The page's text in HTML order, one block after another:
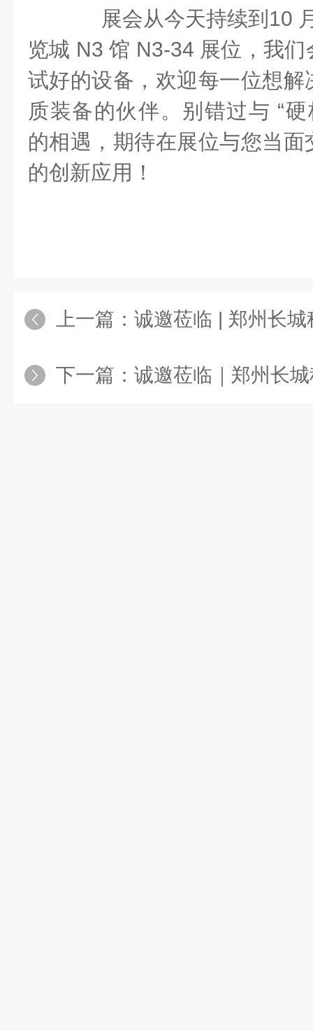
展会从今天持续到10
览城 N3 馆 N3-34 展位，我
试好的设备，欢迎每一位想
质装备的伙伴。别错过与 “
的相遇，期待在展位与您当
的创新应用！
上一篇： 诚邀莅临 | 郑州长城科工贸邀
下一篇： 诚邀莅临｜郑州长城科工贸